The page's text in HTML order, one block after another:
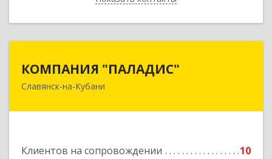
КОМПАНИЯ "ПАЛАДИС"
Славянск-на-Кубани
Клиентов на сопровождении 10
353560, Краснодарский край, Славянский р-н,
Подробнее